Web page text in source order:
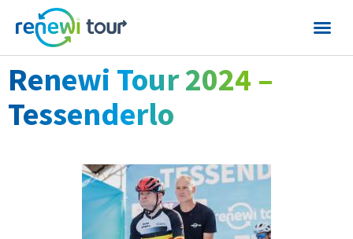
Renewi Tour 2024 –
Tessenderlo